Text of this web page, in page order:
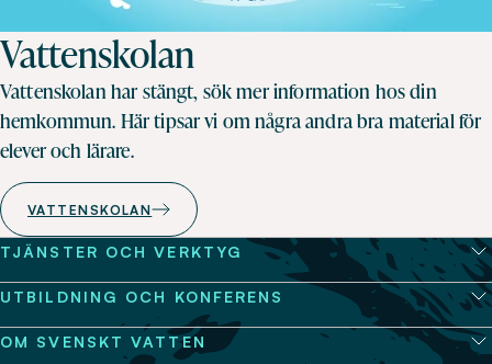
Vattenskolan
Vattenskolan har stängt, sök mer information hos din
hemkommun. Här tipsar vi om några andra bra material för
elever och lärare.
VATTENSKOLAN
TJÄNSTER OCH VERKTYG
UTBILDNING OCH KONFERENS
OM SVENSKT VATTEN